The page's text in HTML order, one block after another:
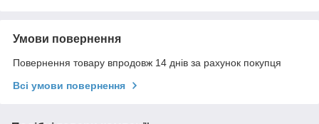
Умови повернення
Повернення товару впродовж 14 днів за рахунок покупця
Всі умови повернення